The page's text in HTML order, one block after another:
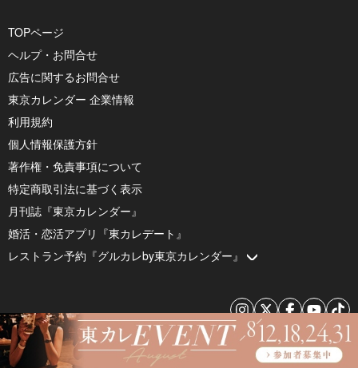
TOPページ
ヘルプ・お問合せ
広告に関するお問合せ
東京カレンダー 企業情報
利用規約
個人情報保護方針
著作権・免責事項について
特定商取引法に基づく表示
月刊誌『東京カレンダー』
婚活・恋活アプリ『東カレデート』
レストラン予約『グルカレby東京カレンダー』
© 2026 by Tokyo Calendar, Inc.